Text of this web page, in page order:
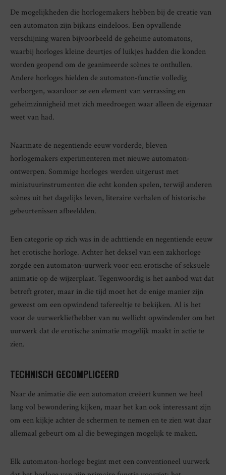
De mogelijkheden die horlogemakers hebben bij de creatie van
een automaton zijn bijkans eindeloos. Een opvallende
verschijning waren bijvoorbeeld de geheime automatons,
waarbij horloges kleine deurtjes of luikjes hadden die konden
worden geopend om de geanimeerde scènes te onthullen.
Andere horloges hielden de automaton-functie volledig
verborgen, waardoor ze een element van verrassing en
geheimzinnigheid met zich meedroegen waar alleen de eigenaar
weet van had.
Naarmate de negentiende eeuw vorderde, bleven
horlogemakers experimenteren met nieuwe automaton-
ontwerpen. Sommige horloges werden uitgerust met
miniatuurinstrumenten die echt konden spelen, terwijl anderen
scènes uit het dagelijks leven, literaire verhalen of historische
gebeurtenissen afbeeldden.
Een categorie op zich was in de achttiende en negentiende eeuw
het erotische horloge. Achter het deksel van een zakhorloge
zorgde een automaton-uurwerk voor een erotische of seksuele
animatie op de wijzerplaat. Tegenwoordig is het aanbod wat dat
betreft groter, maar in die tijd moet het de enige manier zijn
geweest om een opwindend tafereeltje te bekijken. Al is het
voor de uurwerkliefhebber van nu wellicht opwindender om het
uurwerk dat de erotische animatie mogelijk maakt in actie te
zien.
TECHNISCH GECOMPLICEERD
Naar de animatie die een automaton creëert kunnen we heel
lang vol bewondering kijken, maar het kan ook interessant zijn
om een kijkje achter de schermen te nemen en te zien wat daar
allemaal gebeurt om al die bewegingen mogelijk te maken.
Elk automaton-horloge begint met een conventioneel uurwerk